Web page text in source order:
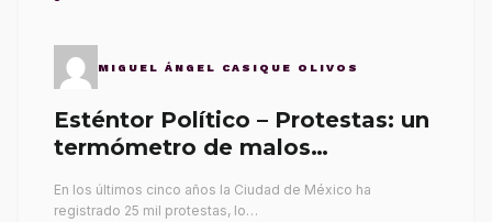
MIGUEL ÁNGEL CASIQUE OLIVOS
Esténtor Político – Protestas: un
termómetro de malos
En los últimos cinco años la Ciudad de México ha
registrado 25 mil protestas, lo…